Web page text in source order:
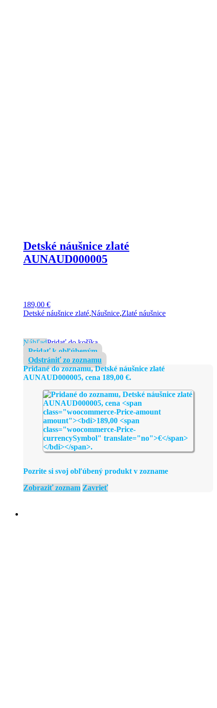
Detské náušnice zlaté
AUNAUD000005
189,00 €
Detské náušnice zlaté,Náušnice,Zlaté náušnice
NáhľadPridať do košíka
Pridať k obľúbeným
Odstrániť zo zoznamu
Pridané do zoznamu, Detské náušnice zlaté
AUNAUD000005, cena 189,00 €.
Pozrite si svoj obľúbený produkt v zozname
Zobraziť zoznam Zavrieť